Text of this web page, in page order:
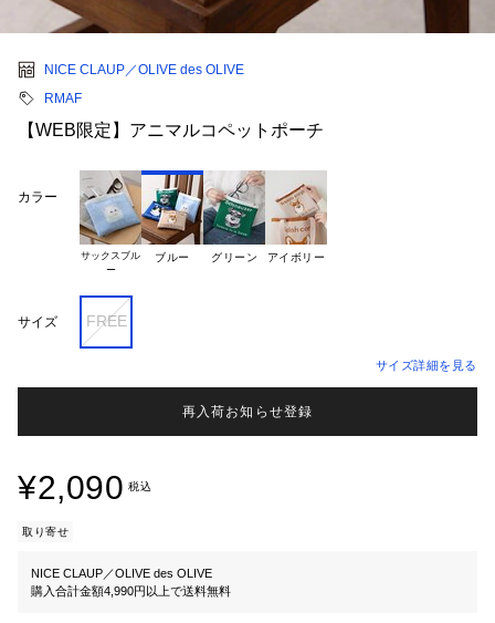
NICE CLAUP／OLIVE des OLIVE
RMAF
【WEB限定】アニマルコペットポーチ
カラー
サックスブル
ー
ブルー グリーン アイボリー
サイズ FREE
サイズ詳細を見る
再入荷お知らせ登録
¥2,090 税込
取り寄せ
NICE CLAUP／OLIVE des OLIVE
購入合計金額4,990円以上で送料無料